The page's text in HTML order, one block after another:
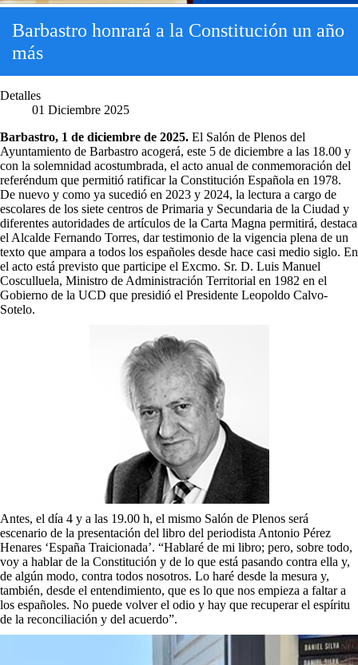
Barbastro honrará a la Constitución un año
más
Detalles
01 Diciembre 2025
Barbastro, 1 de diciembre de 2025. El Salón de Plenos del
Ayuntamiento de Barbastro acogerá, este 5 de diciembre a las 18.00 y
con la solemnidad acostumbrada, el acto anual de conmemoración del
referéndum que permitió ratificar la Constitución Española en 1978.
De nuevo y como ya sucedió en 2023 y 2024, la lectura a cargo de
escolares de los siete centros de Primaria y Secundaria de la Ciudad y
diferentes autoridades de artículos de la Carta Magna permitirá, destaca
el Alcalde Fernando Torres, dar testimonio de la vigencia plena de un
texto que ampara a todos los españoles desde hace casi medio siglo. En
el acto está previsto que participe el Excmo. Sr. D. Luis Manuel
Cosculluela, Ministro de Administración Territorial en 1982 en el
Gobierno de la UCD que presidió el Presidente Leopoldo Calvo-
Sotelo.
Antes, el día 4 y a las 19.00 h, el mismo Salón de Plenos será
escenario de la presentación del libro del periodista Antonio Pérez
Henares ‘España Traicionada’. “Hablaré de mi libro; pero, sobre todo,
voy a hablar de la Constitución y de lo que está pasando contra ella y,
de algún modo, contra todos nosotros. Lo haré desde la mesura y,
también, desde el entendimiento, que es lo que nos empieza a faltar a
los españoles. No puede volver el odio y hay que recuperar el espíritu
de la reconciliación y del acuerdo”.